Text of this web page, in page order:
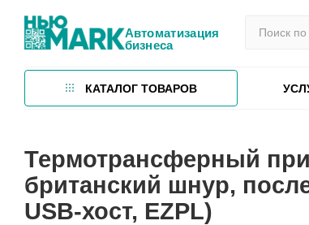
Автоматизация
бизнеса
КАТАЛОГ ТОВАРОВ
Термотрансферный
британский шнур,
USB-хост, EZPL)